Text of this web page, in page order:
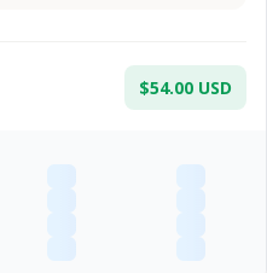
$54.00 USD